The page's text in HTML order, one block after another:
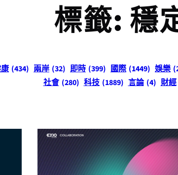
標籤: 穩
(434) 兩岸 (32) 即時 (399) 國際 (1449) 娛樂
社會 (280) 科技 (1889) 言論 (4) 財經